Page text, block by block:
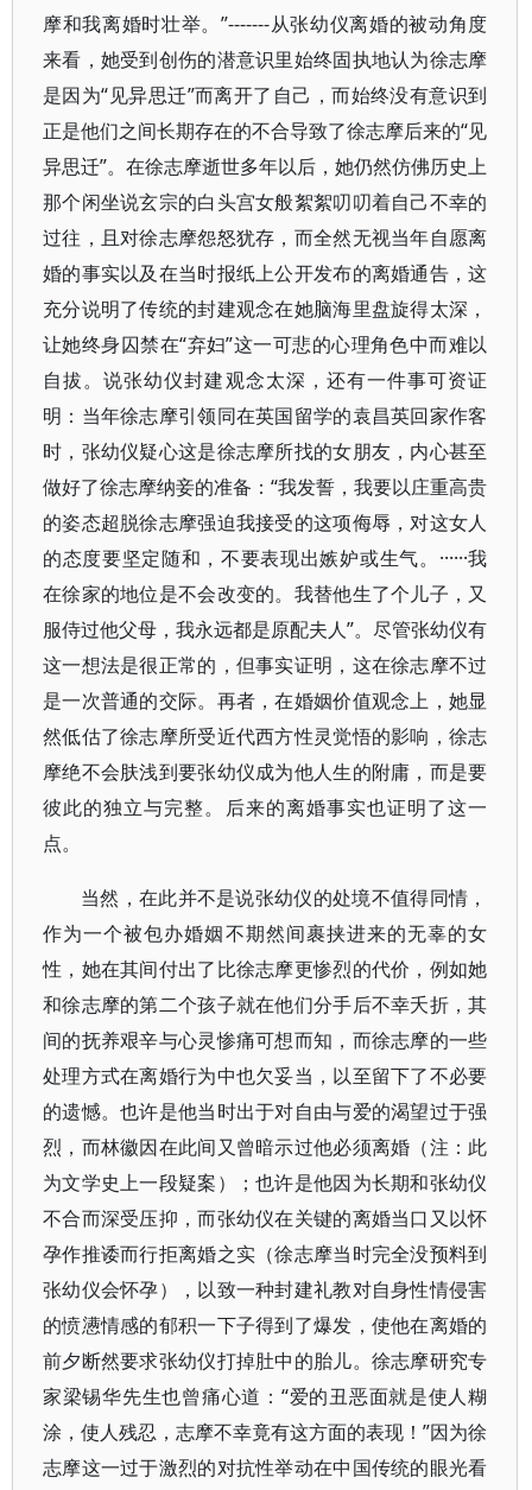
摩和我离婚时壮举。”-------从张幼仪离婚的被动角度
来看，她受到创伤的潜意识里始终固执地认为徐志摩
是因为“见异思迁”而离开了自己，而始终没有意识到
正是他们之间长期存在的不合导致了徐志摩后来的“见
异思迁”。在徐志摩逝世多年以后，她仍然仿佛历史上
那个闲坐说玄宗的白头宫女般絮絮叨叨着自己不幸的
过往，且对徐志摩怨怒犹存，而全然无视当年自愿离
婚的事实以及在当时报纸上公开发布的离婚通告，这
充分说明了传统的封建观念在她脑海里盘旋得太深，
让她终身囚禁在“弃妇”这一可悲的心理角色中而难以
自拔。说张幼仪封建观念太深，还有一件事可资证
明：当年徐志摩引领同在英国留学的袁昌英回家作客
时，张幼仪疑心这是徐志摩所找的女朋友，内心甚至
做好了徐志摩纳妾的准备：“我发誓，我要以庄重高贵
的姿态超脱徐志摩强迫我接受的这项侮辱，对这女人
的态度要坚定随和，不要表现出嫉妒或生气。······我
在徐家的地位是不会改变的。我替他生了个儿子，又
服侍过他父母，我永远都是原配夫人”。尽管张幼仪有
这一想法是很正常的，但事实证明，这在徐志摩不过
是一次普通的交际。再者，在婚姻价值观念上，她显
然低估了徐志摩所受近代西方性灵觉悟的影响，徐志
摩绝不会肤浅到要张幼仪成为他人生的附庸，而是要
彼此的独立与完整。后来的离婚事实也证明了这一
点。
当然，在此并不是说张幼仪的处境不值得同情，
作为一个被包办婚姻不期然间裹挟进来的无辜的女
性，她在其间付出了比徐志摩更惨烈的代价，例如她
和徐志摩的第二个孩子就在他们分手后不幸夭折，其
间的抚养艰辛与心灵惨痛可想而知，而徐志摩的一些
处理方式在离婚行为中也欠妥当，以至留下了不必要
的遗憾。也许是他当时出于对自由与爱的渴望过于强
烈，而林徽因在此间又曾暗示过他必须离婚（注：此
为文学史上一段疑案）；也许是他因为长期和张幼仪
不合而深受压抑，而张幼仪在关键的离婚当口又以怀
孕作推诿而行拒离婚之实（徐志摩当时完全没预料到
张幼仪会怀孕），以致一种封建礼教对自身性情侵害
的愤懑情感的郁积一下子得到了爆发，使他在离婚的
前夕断然要求张幼仪打掉肚中的胎儿。徐志摩研究专
家梁锡华先生也曾痛心道：“爱的丑恶面就是使人糊
涂，使人残忍，志摩不幸竟有这方面的表现！”因为徐
志摩这一过于激烈的对抗性举动在中国传统的眼光看